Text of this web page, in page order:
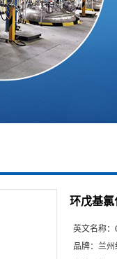
环戊基氯
英文名称：
品牌： 兰州